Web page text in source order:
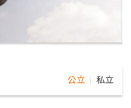
公立 私立